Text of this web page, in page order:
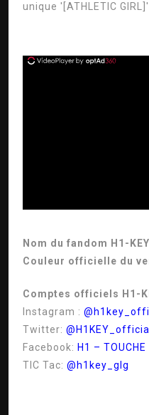
unique '[ATHLETIC GIRL]'.
Nom du fandom H1-
Couleur officielle du
Comptes officiels H1-
Instagram :
Twitter: @H1KEY_official
Facebook: H1 – TOUCHE
TIC Tac: @h1key_glg